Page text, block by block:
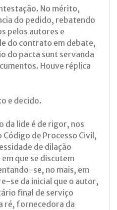
No mérito,
do pedido, rebatendo
pelos autores e
do contrato em debate,
do pacta sunt servanda
Houve réplica
e decido.
da lide é de rigor, nos
de Processo Civil,
de dilação
que se discutem
se, no mais, em
se da inicial que o autor,
final de serviço
ré, fornecedora da